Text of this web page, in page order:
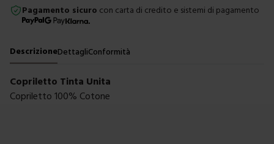
Pagamento sicuro con carta di credito e sistemi di pagamento
DescrizioneDettagliConformità
Copriletto Tinta Unita
Copriletto 100% Cotone